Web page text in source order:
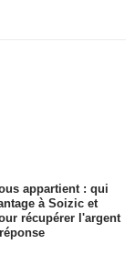
appartient : qui
à Soizic et
récupérer l'argent